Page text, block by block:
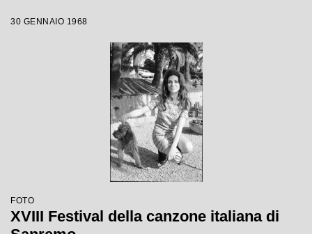
30 GENNAIO 1968
FOTO
XVIII Festival della canzone italiana di